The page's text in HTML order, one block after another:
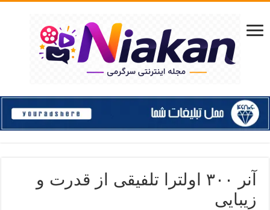
آنر ۳۰۰ اولترا تلفیقی از قدرت و
زیبایی